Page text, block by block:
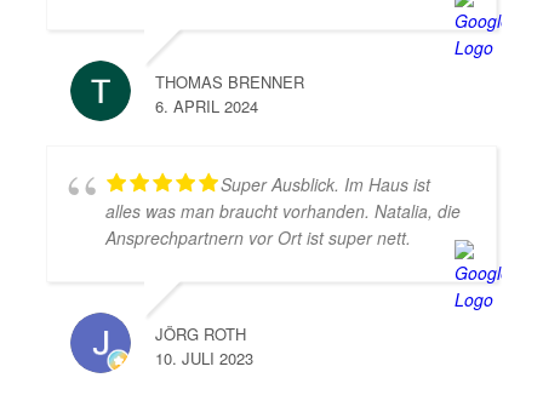
THOMAS BRENNER
6. APRIL 2024
Super Ausblick. Im Haus ist
alles was man braucht vorhanden. Natalia, die
Ansprechpartnern vor Ort ist super nett.
JÖRG ROTH
10. JULI 2023